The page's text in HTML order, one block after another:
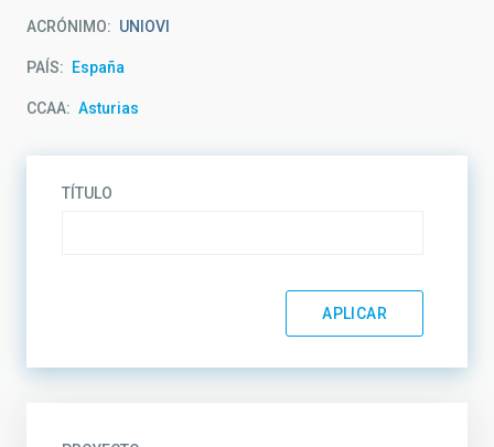
navegación
ACRÓNIMO UNIOVI
PAÍS España
CCAA Asturias
TÍTULO